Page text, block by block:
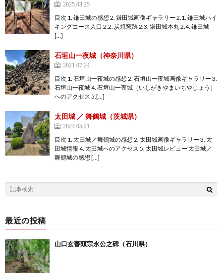
2025.03.25
目次 1. 鎌田城の感想 2. 鎌田城画像ギャラリー 2.1. 鎌田城ハイ
キングコース入口 2.2. 炭焼窯跡 2.3. 鎌田城本丸 2.4. 鎌田城
[…]
石垣山一夜城（神奈川県）
2021.07.24
目次 1. 石垣山一夜城の感想 2. 石垣山一夜城画像ギャラリー 3.
石垣山一夜城 4. 石垣山一夜城（いしがきやまいちやじょう）
へのアクセス 5.[…]
太田城 ／ 舞鶴城（茨城県）
2024.05.21
目次 1. 太田城／舞鶴城の感想 2. 太田城画像ギャラリー 3. 太
田城情報 4. 太田城へのアクセス 5. 太田城レビュー 太田城／
舞鶴城の感想 […]
最近の投稿
山口玄蕃頭宗永公之碑（石川県）